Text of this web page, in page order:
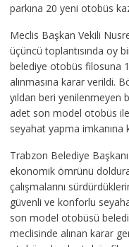
parkına 20 yeni otobüs
Meclis Başkan Vekili
üçüncü toplantısında oy
belediye otobüs filosuna
alınmasına karar verildi.
yıldan beri yenilenmeyen
adet son model otobüs
seyahat yapma imkanına
Trabzon Belediye
ekonomik ömrünü
çalışmalarını
güvenli ve konforlu
son model otobüsü
meclisinde alınan karar